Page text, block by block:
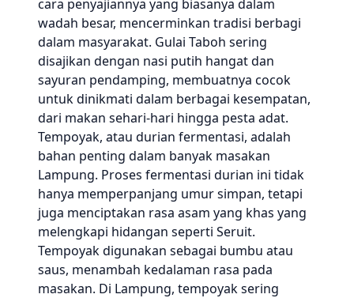
cara penyajiannya yang biasanya dalam
wadah besar, mencerminkan tradisi berbagi
dalam masyarakat. Gulai Taboh sering
disajikan dengan nasi putih hangat dan
sayuran pendamping, membuatnya cocok
untuk dinikmati dalam berbagai kesempatan,
dari makan sehari-hari hingga pesta adat.
Tempoyak, atau durian fermentasi, adalah
bahan penting dalam banyak masakan
Lampung. Proses fermentasi durian ini tidak
hanya memperpanjang umur simpan, tetapi
juga menciptakan rasa asam yang khas yang
melengkapi hidangan seperti Seruit.
Tempoyak digunakan sebagai bumbu atau
saus, menambah kedalaman rasa pada
masakan. Di Lampung, tempoyak sering